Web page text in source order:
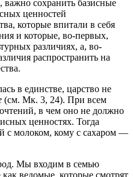
сохранить базисные
ценностей
которые впитали в себя
и которые, во-первых,
различиях, а, во-
распространить на
в единстве, царство не
(см. Мк. 3, 24). При всем
в чем оно не должно
ценностях. Тогда
с молоком, кому с сахаром —
Мы входим в семью
ведомые, которые смотрят